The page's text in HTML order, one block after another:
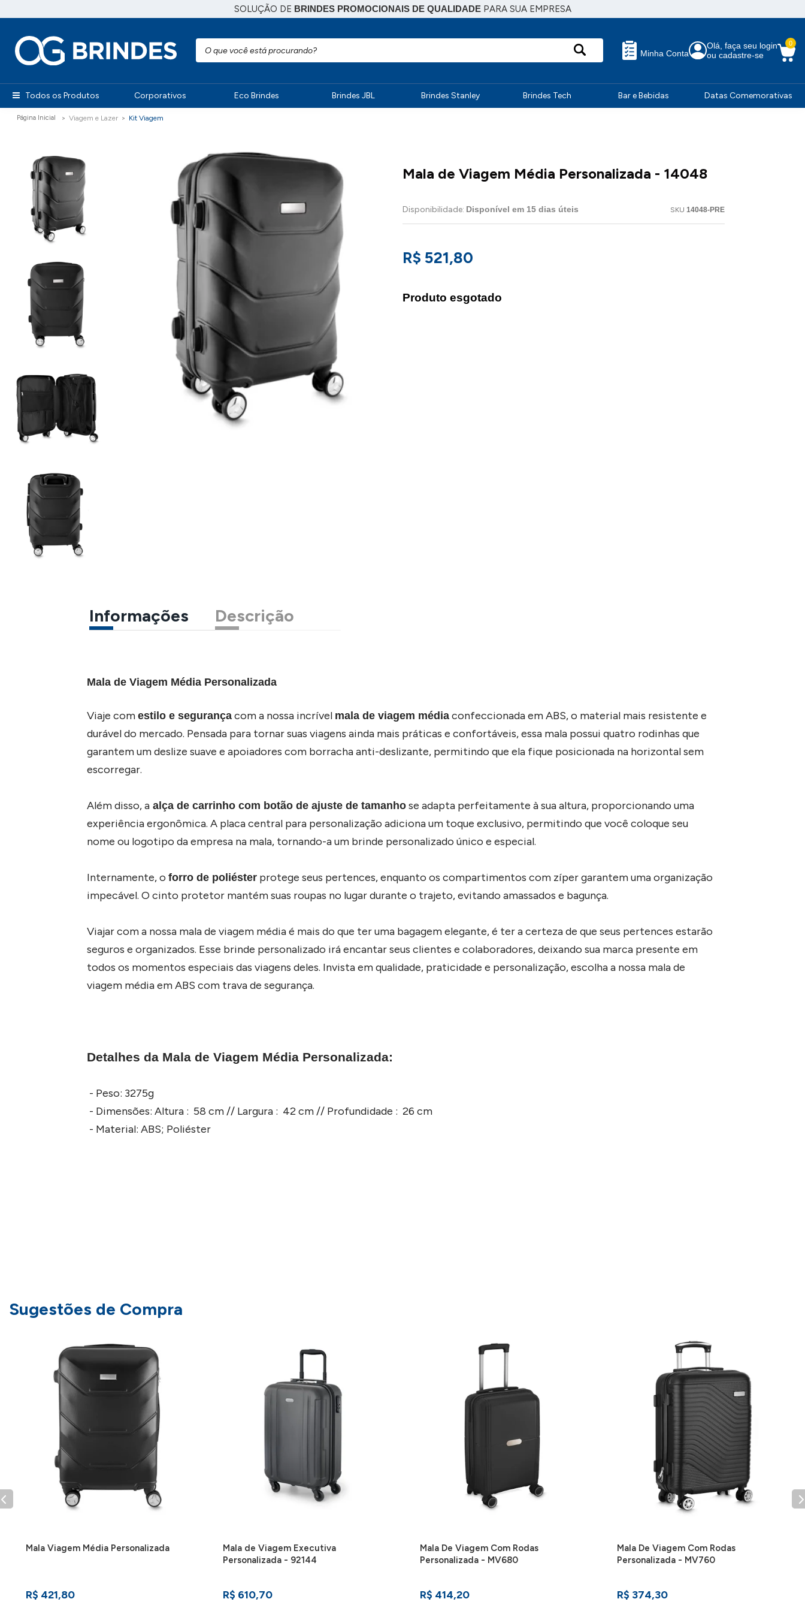
SOLUÇÃO DE BRINDES PROMOCIONAIS DE QUALIDADEPARA SUA EMPRESA
Minha Conta
Olá, faça seu login
ou cadastre-se
0
Todos os Produtos Corporativos Eco Brindes Brindes JBL Brindes Stanley Brindes Tech Bar e Bebidas Datas Comemorativas
Viagem e Lazer Kit Viagem
Mala de Viagem Média Personalizada - 14048
Disponibilidade: Disponível em 15 dias úteis SKU 14048-PRE
R$ 521,80
Produto esgotado
Informações Descrição
Mala de Viagem Média Personalizada
Viaje comestilo e segurança com a nossa incrível mala de viagem média confeccionada em ABS, o material mais resistente e
durável do mercado. Pensada para tornar suas viagens ainda mais práticas e confortáveis, essa mala possui quatro rodinhas que
garantem um deslize suave e apoiadores com borracha anti-deslizante, permitindo que ela fique posicionada na horizontal sem
escorregar.
Além disso, a alça de carrinho com botão de ajuste de tamanho se adapta perfeitamente à sua altura, proporcionando uma
experiência ergonômica. A placa central para personalização adiciona um toque exclusivo, permitindo que você coloque seu
nome ou logotipo da empresa na mala, tornando-a um brinde personalizado único e especial.
Internamente, oforro de poliéster protege seus pertences, enquanto os compartimentos com zíper garantem uma organização
impecável. O cinto protetor mantém suas roupas no lugar durante o trajeto, evitando amassados e bagunça.
Viajar com a nossa mala de viagem média é mais do que ter uma bagagem elegante, é ter a certeza de que seus pertences estarão
seguros e organizados. Esse brinde personalizado irá encantar seus clientes e colaboradores, deixando sua marca presente em
todos os momentos especiais das viagens deles. Invista em qualidade, praticidade e personalização, escolha a nossa mala de
viagem média em ABS com trava de segurança.
Detalhes da Mala de Viagem Média Personalizada:
- Peso: 3275g
- Dimensões: Altura : 58 cm // Largura : 42 cm // Profundidade : 26 cm
- Material: ABS; Poliéster
Consulte a aba personalização para saber detalhes de como aplicar sua marca neste produto.
Sugestões de Compra
Mala Viagem Média Personalizada
R$ 421,80
Mala de Viagem Executiva
Personalizada - 92144
R$ 610,70
Mala De Viagem Com Rodas
Personalizada - MV680
R$ 414,20
Mala De Viagem Com Rodas
Personalizada - MV760
R$ 374,30